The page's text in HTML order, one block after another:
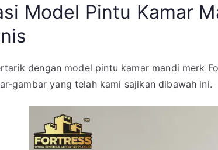
Model Pintu Kamar
dengan model pintu kamar mandi merk
gambar yang telah kami sajikan dibawah ini.